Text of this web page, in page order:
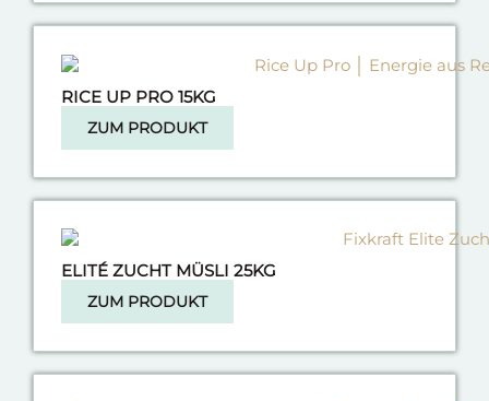
RICE UP PRO 15KG
ZUM PRODUKT
ELITÉ ZUCHT MÜSLI 25KG
ZUM PRODUKT